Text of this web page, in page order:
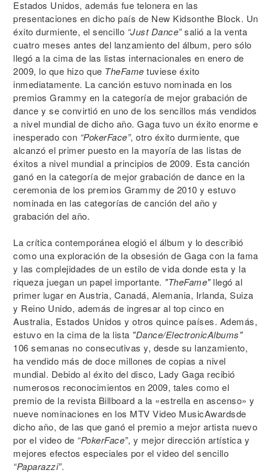
Estados Unidos, además fue telonera en las
presentaciones en dicho país de New Kidsonthe Block. Un
éxito durmiente, el sencillo “Just Dance”salió a la venta
cuatro meses antes del lanzamiento del álbum, pero sólo
llegó a la cima de las listas internacionales en enero de
2009, lo que hizo que TheFame tuviese éxito
inmediatamente. La canción estuvo nominada en los
premios Grammy en la categoría de mejor grabación de
dance y se convirtió en uno de los sencillos más vendidos
a nivel mundial de dicho año. Gaga tuvo un éxito enorme e
inesperado con “PokerFace”, otro éxito durmiente, que
alcanzó el primer puesto en la mayoría de las listas de
éxitos a nivel mundial a principios de 2009. Esta canción
ganó en la categoría de mejor grabación de dance en la
ceremonia de los premios Grammy de 2010 y estuvo
nominada en las categorías de canción del año y
grabación del año.
La crítica contemporánea elogió el álbum y lo describió
como una exploración de la obsesión de Gaga con la fama
y las complejidades de un estilo de vida donde esta y la
riqueza juegan un papel importante. "TheFame"llegó al
primer lugar en Austria, Canadá, Alemania, Irlanda, Suiza
y Reino Unido, además de ingresar al top cinco en
Australia, Estados Unidos y otros quince países. Además,
estuvo en la cima de la lista "Dance/ElectronicAlbums"
106 semanas no consecutivas y, desde su lanzamiento,
ha vendido más de doce millones de copias a nivel
mundial. Debido al éxito del disco, Lady Gaga recibió
numerosos reconocimientos en 2009, tales como el
premio de la revista Billboard a la «estrella en ascenso» y
nueve nominaciones en los MTV Video MusicAwardsde
dicho año, de las que ganó el premio a mejor artista nuevo
por el video de “PokerFace”, y mejor dirección artística y
mejores efectos especiales por el video del sencillo
“Paparazzi”.